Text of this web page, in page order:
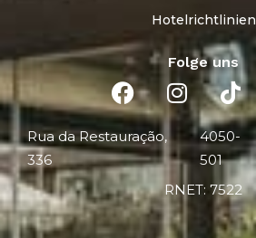
Hotelrichtlinien
Folge uns
Rua da Restauração,
336
4050-
501
RNET: 7522